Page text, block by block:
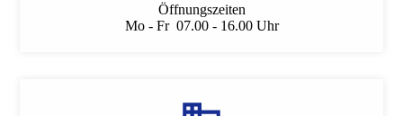
Öffnungszeiten
Mo - Fr 07.00 - 16.00 Uhr